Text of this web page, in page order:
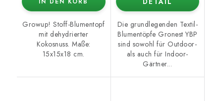
Growup! Stoff-Blumentopf
mit dehydrierter
Kokosnuss. Maße:
15x15x18 cm.
Die grundlegenden Textil-
Blumentöpfe Gronest YBP
sind sowohl für Outdoor-
als auch für Indoor-
Gärtner...